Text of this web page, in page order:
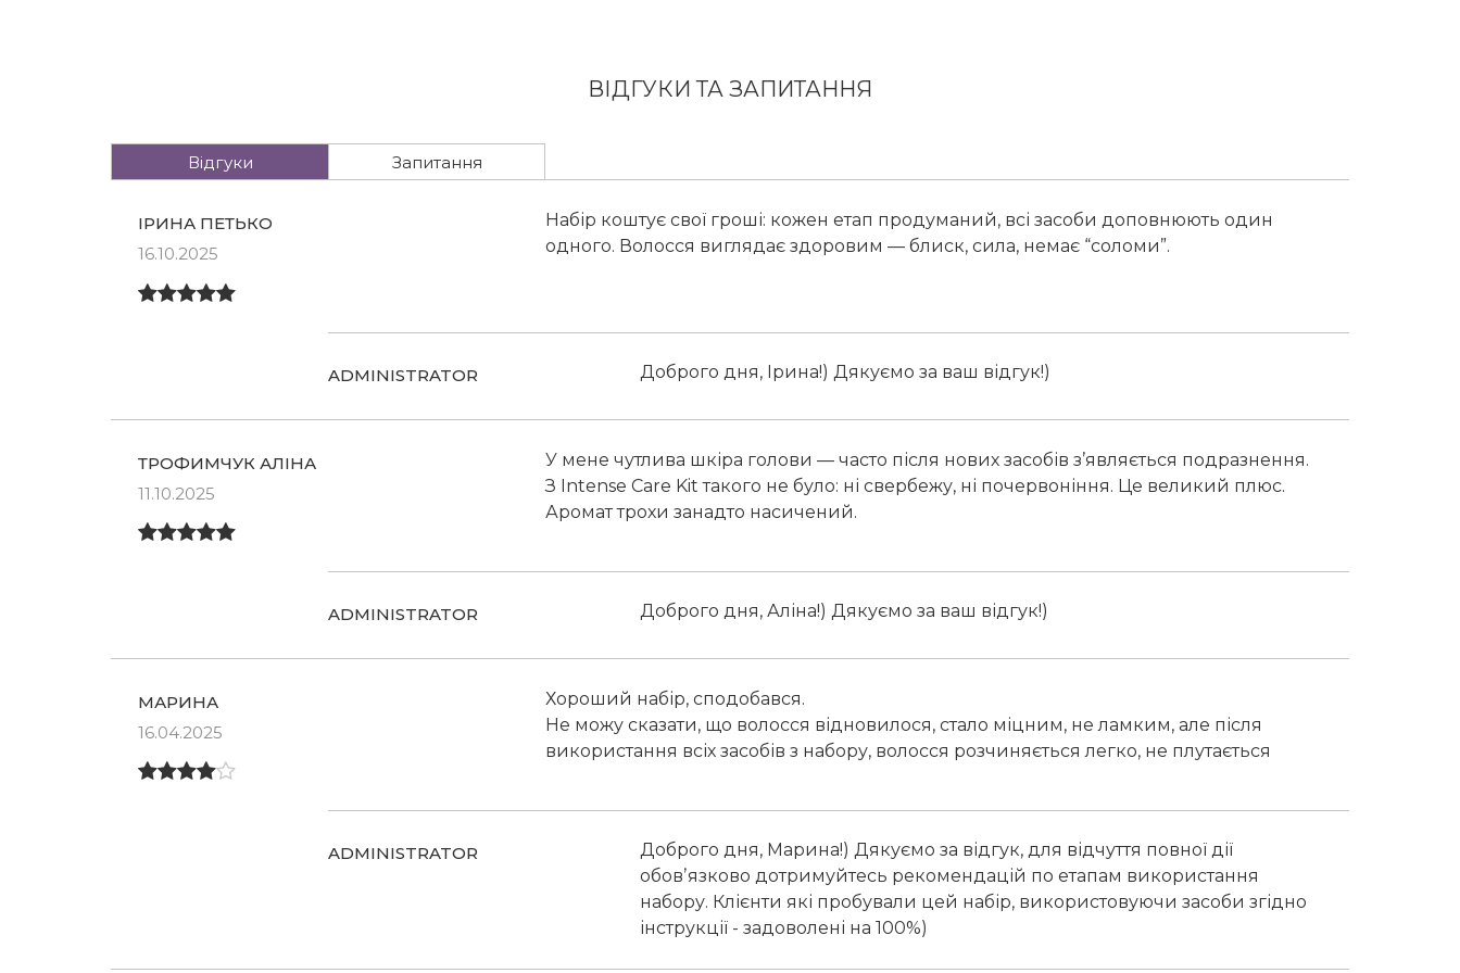
ВІДГУКИ ТА ЗАПИТАННЯ
Відгуки Запитання
ІРИНА ПЕТЬКО
16.10.2025
Набір коштує свої гроші: кожен етап продуманий, всі засоби доповнюють один
одного. Волосся виглядає здоровим — блиск, сила, немає “соломи”.
ADMINISTRATOR Доброго дня, Ірина!) Дякуємо за ваш відгук!)
ТРОФИМЧУК АЛІНА
11.10.2025
У мене чутлива шкіра голови — часто після нових засобів з’являється подразнення.
З Intense Care Kit такого не було: ні свербежу, ні почервоніння. Це великий плюс.
Аромат трохи занадто насичений.
ADMINISTRATOR Доброго дня, Аліна!) Дякуємо за ваш відгук!)
МАРИНА
16.04.2025
Хороший набір, сподобався.
Не можу сказати, що волосся відновилося, стало міцним, не ламким, але після
використання всіх засобів з набору, волосся розчиняється легко, не плутається
ADMINISTRATOR
Доброго дня, Марина!) Дякуємо за відгук, для відчуття повної дії
обовʼязково дотримуйтесь рекомендацій по етапам використання
набору. Клієнти які пробували цей набір, використовуючи засоби згідно
інструкції - задоволені на 100%)